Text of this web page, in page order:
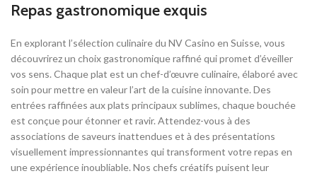
Repas gastronomique exquis
En explorant l’sélection culinaire du NV Casino en Suisse, vous
découvrirez un choix gastronomique raffiné qui promet d’éveiller
vos sens. Chaque plat est un chef-d’œuvre culinaire, élaboré avec
soin pour mettre en valeur l’art de la cuisine innovante. Des
entrées raffinées aux plats principaux sublimes, chaque bouchée
est conçue pour étonner et ravir. Attendez-vous à des
associations de saveurs inattendues et à des présentations
visuellement impressionnantes qui transforment votre repas en
une expérience inoubliable. Nos chefs créatifs puisent leur